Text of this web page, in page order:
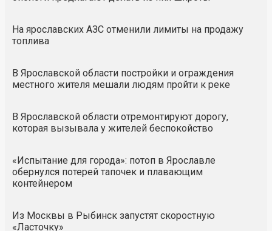
На ярославских АЗС отменили лимиты на продажу
топлива
В Ярославской области постройки и ограждения
местного жителя мешали людям пройти к реке
В Ярославской области отремонтируют дорогу,
которая вызывала у жителей беспокойство
«Испытание для города»: потоп в Ярославле
обернулся потерей тапочек и плавающим
контейнером
Из Москвы в Рыбинск запустят скоростную
«Ласточку»